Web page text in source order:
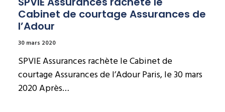
Cabinet de courtage Assurances de
l’Adour
30 mars 2020
SPVIE Assurances rachète le Cabinet de
courtage Assurances de l’Adour Paris, le 30 mars
2020 Après…